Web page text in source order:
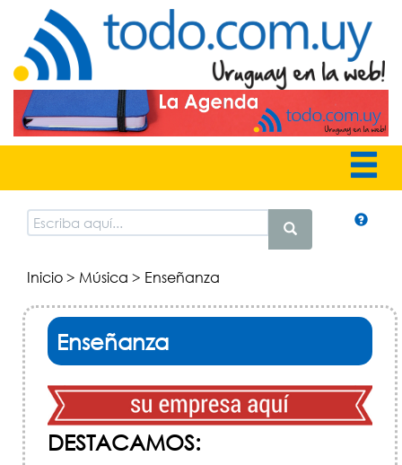
Inicio> Música > Enseñanza
Enseñanza
DESTACAMOS: